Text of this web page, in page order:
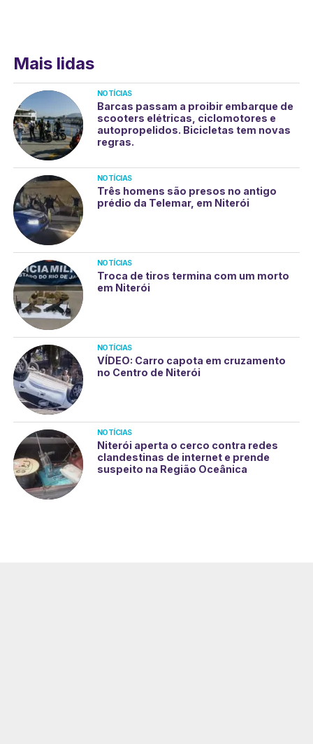
Mais lidas
NOTÍCIAS
Barcas passam a proibir embarque de
scooters elétricas, ciclomotores e
autopropelidos. Bicicletas tem novas
regras.
NOTÍCIAS
Três homens são presos no antigo
prédio da Telemar, em Niterói
NOTÍCIAS
Troca de tiros termina com um morto
em Niterói
NOTÍCIAS
VÍDEO: Carro capota em cruzamento
no Centro de Niterói
NOTÍCIAS
Niterói aperta o cerco contra redes
clandestinas de internet e prende
suspeito na Região Oceânica